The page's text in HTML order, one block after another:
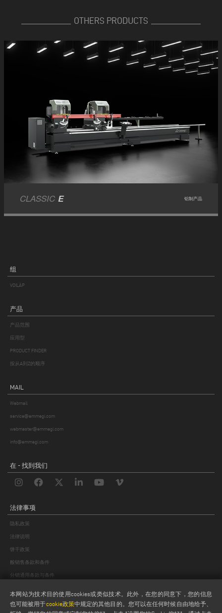
OTHERS PRODUCTS
CLASSIC E 铝制产品
组
VOILÀP
产品
产品范围
应用型
PRODUCT FINDER
按从A到Z的顺序
MAIL
Webmail
service@emmegi.com
webmaster@emmegi.com
info@emmegi.com
在 - 找到我们
法律事项
隐私政策
法律说明
饼干政策
般销售条款和条件
分销通用条款与条件
本网站为技术目的使用cookies或类似技术。此外，在您的同意下，您的信息
也可能被用于cookie政策中规定的其他目的。您可以在任何时候自由地给予、